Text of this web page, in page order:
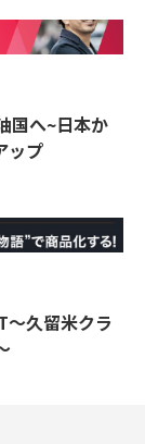
国へ~日本か
ップ
～久留米クラ